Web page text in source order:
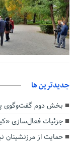
جديدترين ها
بخش دوم گفت‌وگوی
جزئیات فعال‌سازی
حمایت از مرزنشینان